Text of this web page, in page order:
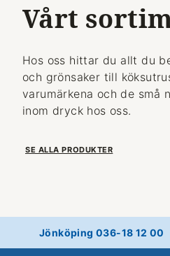
Vårt
Hos oss hittar du allt du
och grönsaker till
varumärkena och de små
inom dryck hos oss.
SE ALLA PRODUKTER
Jönköping 036-18 12 00